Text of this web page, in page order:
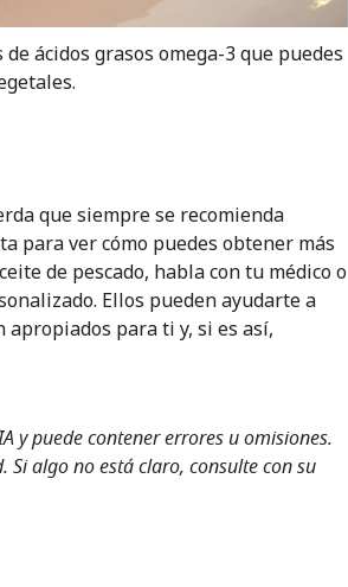
ácidos grasos omega-3 que puedes
que siempre se recomienda
para ver cómo puedes obtener más
de pescado, habla con tu médico o
Ellos pueden ayudarte a
para ti y, si es así,
y puede contener errores u omisiones.
Si algo no está claro, consulte con su